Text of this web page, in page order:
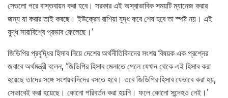
সেগুলো পরে বাস্তবায়ন করা হবে। সরকার এই অস্বাভাবিক সময়টি ম্যানেজ করার
জন্য যা করার তাই করছে। ইউক্রেন রাশিয়া যুদ্ধ কবে শেষ হবে তা স্পষ্ট নয়। এই
যুদ্ধ সারাবিশ্বে প্রভাব ফেলেছে।’
জিডিপির প্রবৃদ্ধির হিসাব নিয়ে দেশের অর্থনীতিবিদদের সংশয় বিষয়ক এক প্রশ্নের
জবাবে অর্থমন্ত্রী বলেন, ‘জিডিপির হিসাব মেলাতে গেলে যেখান থেকে এই হিসাব করা
হয়েছে তাদের সঙ্গে সংশয়বাদিদের বসতে হবে। তবে জিডিপির হিসাব যেভাবে করা হয়,
সেভাবেই করা হয়েছে। কোনো পরিবর্তন করা হয়নি। ফলে কোনো সন্দেহও নেই।’